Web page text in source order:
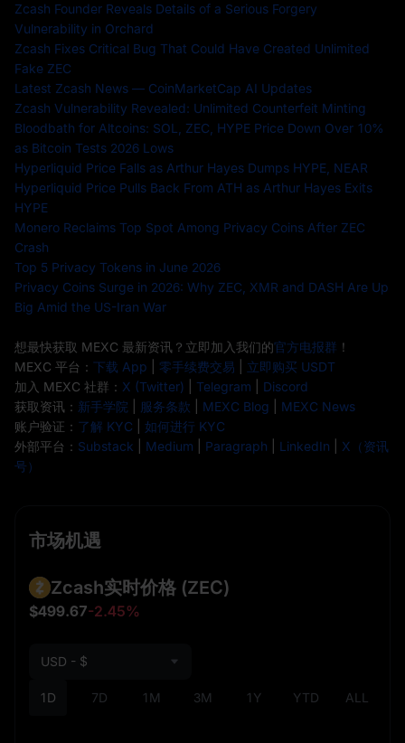
Zcash Founder Reveals Details of a Serious Forgery
Vulnerability in Orchard
Zcash Fixes Critical Bug That Could Have Created Unlimited
Fake ZEC
Latest Zcash News — CoinMarketCap AI Updates
Zcash Vulnerability Revealed: Unlimited Counterfeit Minting
Bloodbath for Altcoins: SOL, ZEC, HYPE Price Down Over 10%
as Bitcoin Tests 2026 Lows
Hyperliquid Price Falls as Arthur Hayes Dumps HYPE, NEAR
Hyperliquid Price Pulls Back From ATH as Arthur Hayes Exits
HYPE
Monero Reclaims Top Spot Among Privacy Coins After ZEC
Crash
Top 5 Privacy Tokens in June 2026
Privacy Coins Surge in 2026: Why ZEC, XMR and DASH Are Up
Big Amid the US-Iran War
想最快获取 MEXC 最新资讯？立即加入我们的官方电报群 ！
MEXC 平台： 下载 App 零手续费交易
立即购买 USDT
加入 MEXC 社群： X (Twitter) Telegram
Discord
获取资讯： 新手学院 服务条款 MEXC Blog
MEXC News
账户验证： 了解 KYC
如何进行 KYC
外部平台： Substack Medium Paragraph LinkedIn
X（资讯
号）
市场机遇
Zcash实时价格 (ZEC)
$499.67-2.45%
1D 7D 1M 3M 1Y YTD ALL
USD - $